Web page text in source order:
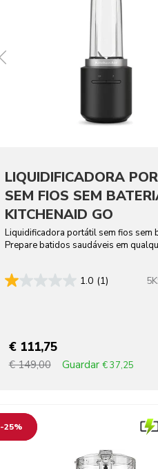
LIQUIDIFICADORA
SEM FIOS SEM
KITCHENAID GO
Liquidificadora portátil sem fios sem
Prepare batidos saudáveis em
1.0 (1)
€ 111,75
€ 149,00 Guardar € 37,25
-25%